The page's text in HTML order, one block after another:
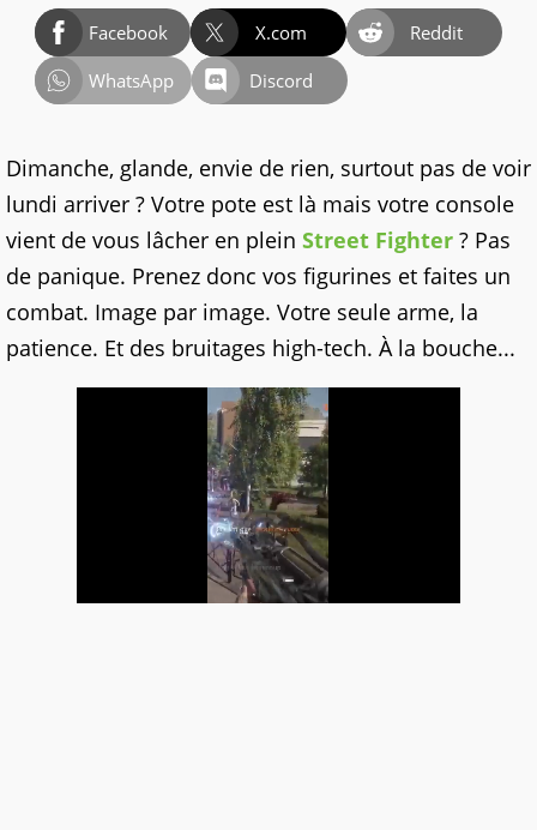
Facebook X.com
Reddit
WhatsApp
Discord
Dimanche, glande, envie de rien, surtout pas de voir
lundi arriver ? Votre pote est là mais votre console
vient de vous lâcher en plein Street Fighter ? Pas
de panique. Prenez donc vos figurines et faites un
combat. Image par image. Votre seule arme, la
patience. Et des bruitages high-tech. À la bouche...